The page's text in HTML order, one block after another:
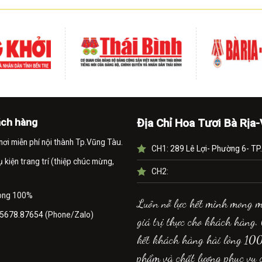
hàng
miễn phí nội thành Tp.Vũng Tàu.
kiện trang trí (thiệp chúc mừng,
100%
(Phone/Zalo)
Địa Chỉ Hoa Tươi Bà Rịa-
CH1: 289 Lê Lợi- Phường 6-
CH2:
Luôn nỗ lực hết mình mong
giá trị thực cho khách hàng.
kết khách hàng hài lòng
phẩm và chất lượng phục vụ